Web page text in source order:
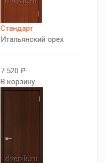
Стандарт
Итальянский орех
7 520 ₽
В корзину